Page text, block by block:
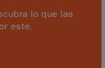
lo que las
este.